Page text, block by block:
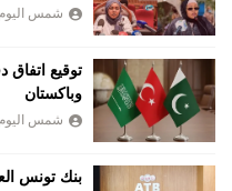
شمس اليوم
توقيع اتفاق
وباكستان
شمس اليوم